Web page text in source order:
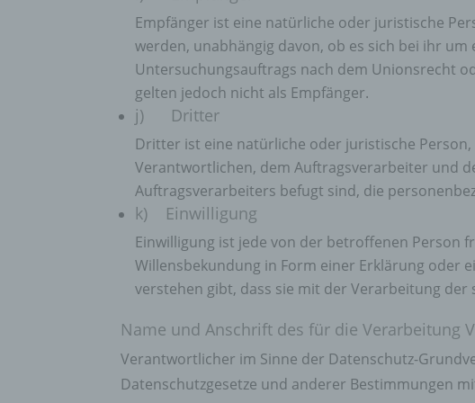
Empfänger ist eine natürliche oder juristische
werden, unabhängig davon, ob es sich bei ihr
Untersuchungsauftrags nach dem Unionsrecht
gelten jedoch nicht als Empfänger.
j) Dritter
Dritter ist eine natürliche oder juristische
Verantwortlichen, dem Auftragsverarbeiter und
Auftragsverarbeiters befugt sind, die
k) Einwilligung
Einwilligung ist jede von der betroffenen Person
Willensbekundung in Form einer Erklärung oder
verstehen gibt, dass sie mit der Verarbeitung
Name und Anschrift des für die Verarbeitung
Verantwortlicher im Sinne der Datenschutz-
Datenschutzgesetze und anderer Bestimmungen
Interessen,
dieser
f)
Hinzuziehung
betroffenen
Informationen
g)
Verantwortlicher
Stelle, die allein
Zwecke und
Recht der